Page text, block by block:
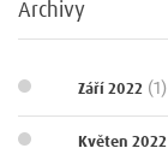
Archivy
Září 2022 (1)
Květen 2022